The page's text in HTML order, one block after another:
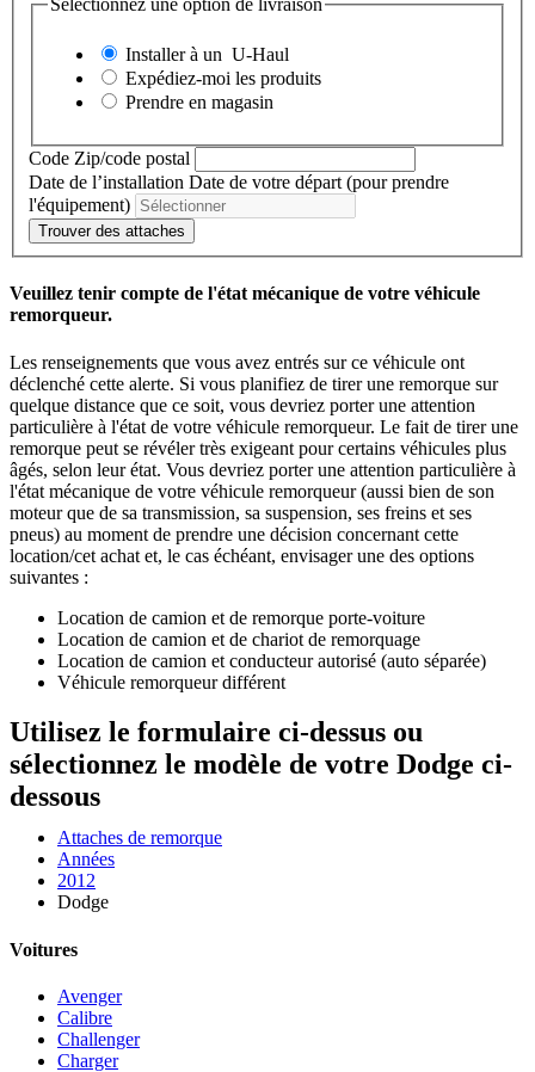
Sélectionnez une option de livraison
Installer à un U-Haul
Expédiez-moi les produits
Prendre en magasin
Code Zip/code postal
Date de l’installation Date de votre départ (pour prendre
l'équipement)
Trouver des attaches
Veuillez tenir compte de l'état mécanique de votre véhicule
remorqueur.
Les renseignements que vous avez entrés sur ce véhicule ont
déclenché cette alerte. Si vous planifiez de tirer une remorque sur
quelque distance que ce soit, vous devriez porter une attention
particulière à l'état de votre véhicule remorqueur. Le fait de tirer une
remorque peut se révéler très exigeant pour certains véhicules plus
âgés, selon leur état. Vous devriez porter une attention particulière à
l'état mécanique de votre véhicule remorqueur (aussi bien de son
moteur que de sa transmission, sa suspension, ses freins et ses
pneus) au moment de prendre une décision concernant cette
location/cet achat et, le cas échéant, envisager une des options
suivantes :
Location de camion et de remorque porte-voiture
Location de camion et de chariot de remorquage
Location de camion et conducteur autorisé (auto séparée)
Véhicule remorqueur différent
Utilisez le formulaire ci-dessus ou
sélectionnez le modèle de votre Dodge ci-
dessous
Attaches de remorque
Années
2012
Dodge
Voitures
Avenger
Calibre
Challenger
Charger